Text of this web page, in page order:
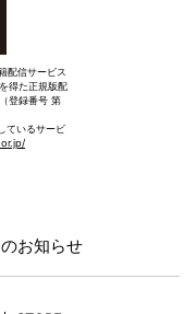
配信サービス
得た正規版配
登録番号 第
ているサービ
お知らせ